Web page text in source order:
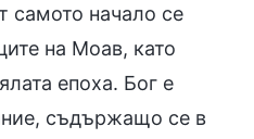
самото начало се
на Моав, като
епоха. Бог е
съдържащо се в